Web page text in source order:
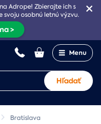
Adrope! Zbierajte ich s
osobnú letnú výzvu.
>
Menu
Hľadať
Bratislava